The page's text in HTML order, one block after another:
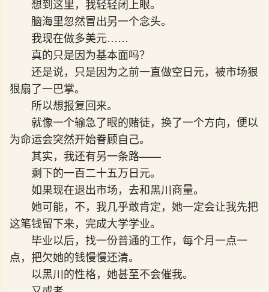
想到这里，我轻轻闭上眼。
脑海里忽然冒出另一个念头。
我现在做多美元……
真的只是因为基本面吗？
还是说，只是因为之前一直做空日元，被市场狠
狠扇了一巴掌。
所以想报复回来。
就像一个输急了眼的赌徒，换了一个方向，便以
为命运会突然开始眷顾自己。
其实，我还有另一条路——
剩下的一百二十五万日元。
如果现在退出市场，去和黑川商量。
她可能，不，我几乎敢肯定，她一定会让我先把
这笔钱留下来，完成大学学业。
毕业以后，找一份普通的工作，每个月一点一
点，把欠她的钱慢慢还清。
以黑川的性格，她甚至不会催我。